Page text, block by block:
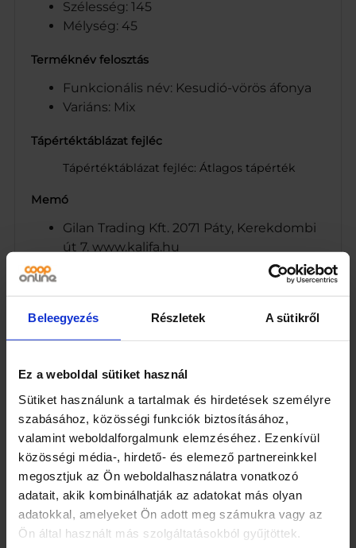
Beleegyezés Részletek A sütikről
Ez a weboldal sütiket használ
Sütiket használunk a tartalmak és hirdetések személyre
szabásához, közösségi funkciók biztosításához,
valamint weboldalforgalmunk elemzéséhez. Ezenkívül
közösségi média-, hirdető- és elemező partnereinkkel
megosztjuk az Ön weboldalhasználatra vonatkozó
adatait, akik kombinálhatják az adatokat más olyan
adatokkal, amelyeket Ön adott meg számukra vagy az
Ön által használt más szolgáltatásokból gyűjtöttek.
Szélesség: 145
Mélység: 45
Terméknév felosztás
Funkcionális név: Kesudió-vörös áfonya
Variáns: Mix
Tápértéktáblázat fejléc
Tápértéktáblázat fejléc: Átlagos tápérték
Memó
Gilan Trading Kft. 2071 Páty, Kerekdombi
út 7. www.kalifa.hu
Minőséget megőrzi (nap/hónap/év): lásd
a csomagoláson. Száraz, hűvös helyen
CO-OP Hungary Zrt., 1097 Budapest,
Albert Flórián út 10. www.coop.hu
CO-OP Hungary Zrt., 1097 Budapest,
Albert Flórián út 10. www.coop.hu
Kesudió és szárított, cukrozott vörös
áfonya keveréke védőgázas
csomagolásban.
1097 Budapest, Albert Flórián út 10.
Márka
Coop